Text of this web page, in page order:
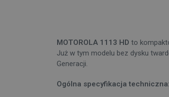
MOTOROLA 1113 HD to
Już w tym modelu bez dysku
Generacji.
Ogólna specyfikacja techniczna: